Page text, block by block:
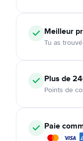
Meilleur
Tu as
Plus de
Points de
Paie